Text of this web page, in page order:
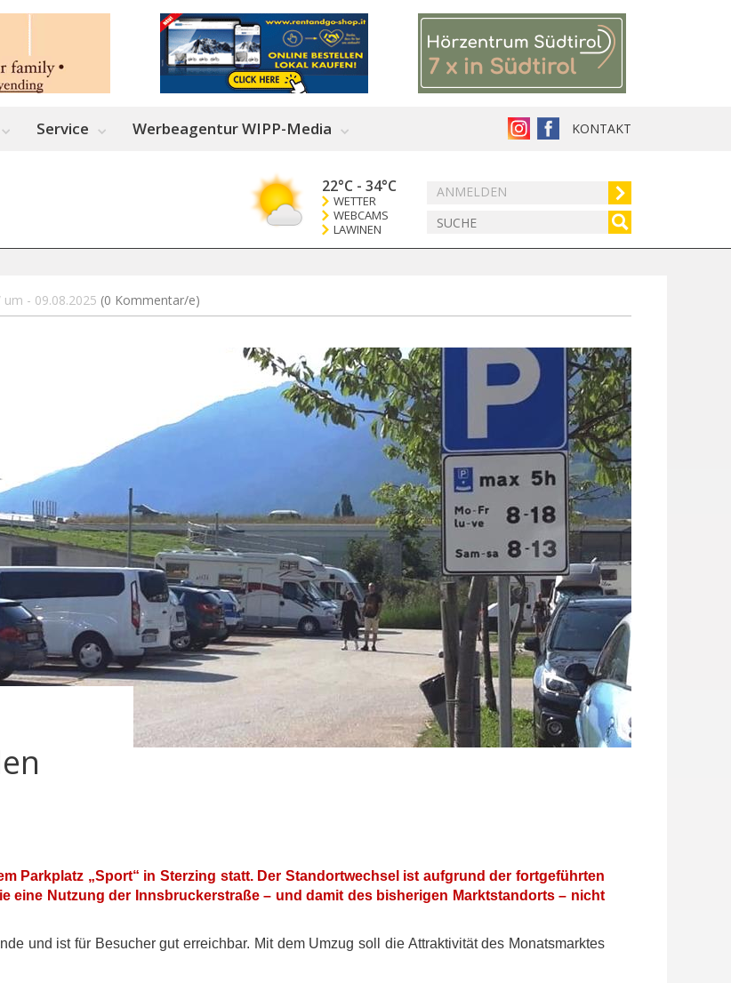
KONTAKT
Service Werbeagentur WIPP-Media
ANMELDEN
22°C - 34°C
WETTER
WEBCAMS
LAWINEN
- 09.08.2025 (0 Kommentar/e)
Parkplatz „Sport“ in Sterzing statt. Der Standortwechsel ist aufgrund der fortgeführten
eine Nutzung der Innsbruckerstraße – und damit des bisherigen Marktstandorts – nicht
und ist für Besucher gut erreichbar. Mit dem Umzug soll die Attraktivität des Monatsmarktes